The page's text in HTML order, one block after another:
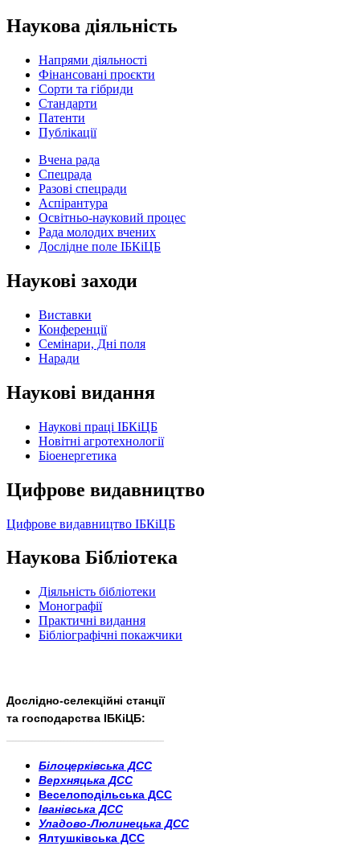
Наукова діяльність
Напрями діяльності
Фінансовані проєкти
Сорти та гібриди
Стандарти
Патенти
Публікації
Вчена рада
Спецрада
Разові спецради
Аспірантура
Освітньо-науковий процес
Рада молодих вчених
Дослідне поле ІБКіЦБ
Наукові заходи
Виставки
Конференції
Семінари, Дні поля
Наради
Наукові видання
Наукові праці ІБКіЦБ
Новітні агротехнології
Бiоенергетика
Цифрове видавництво
Цифрове видавництво ІБКіЦБ
Наукова Бібліотека
Діяльність бібліотеки
Монографії
Практичні видання
Бібліографічні покажчики
Дослідно-селекційні станції
та господарства ІБКіЦБ:
Білоцерківська ДСС
Верхняцька ДСС
Веселоподільська ДСС
Іванівська ДСС
Уладово-Люлинецька ДСС
Ялтушківська ДСС